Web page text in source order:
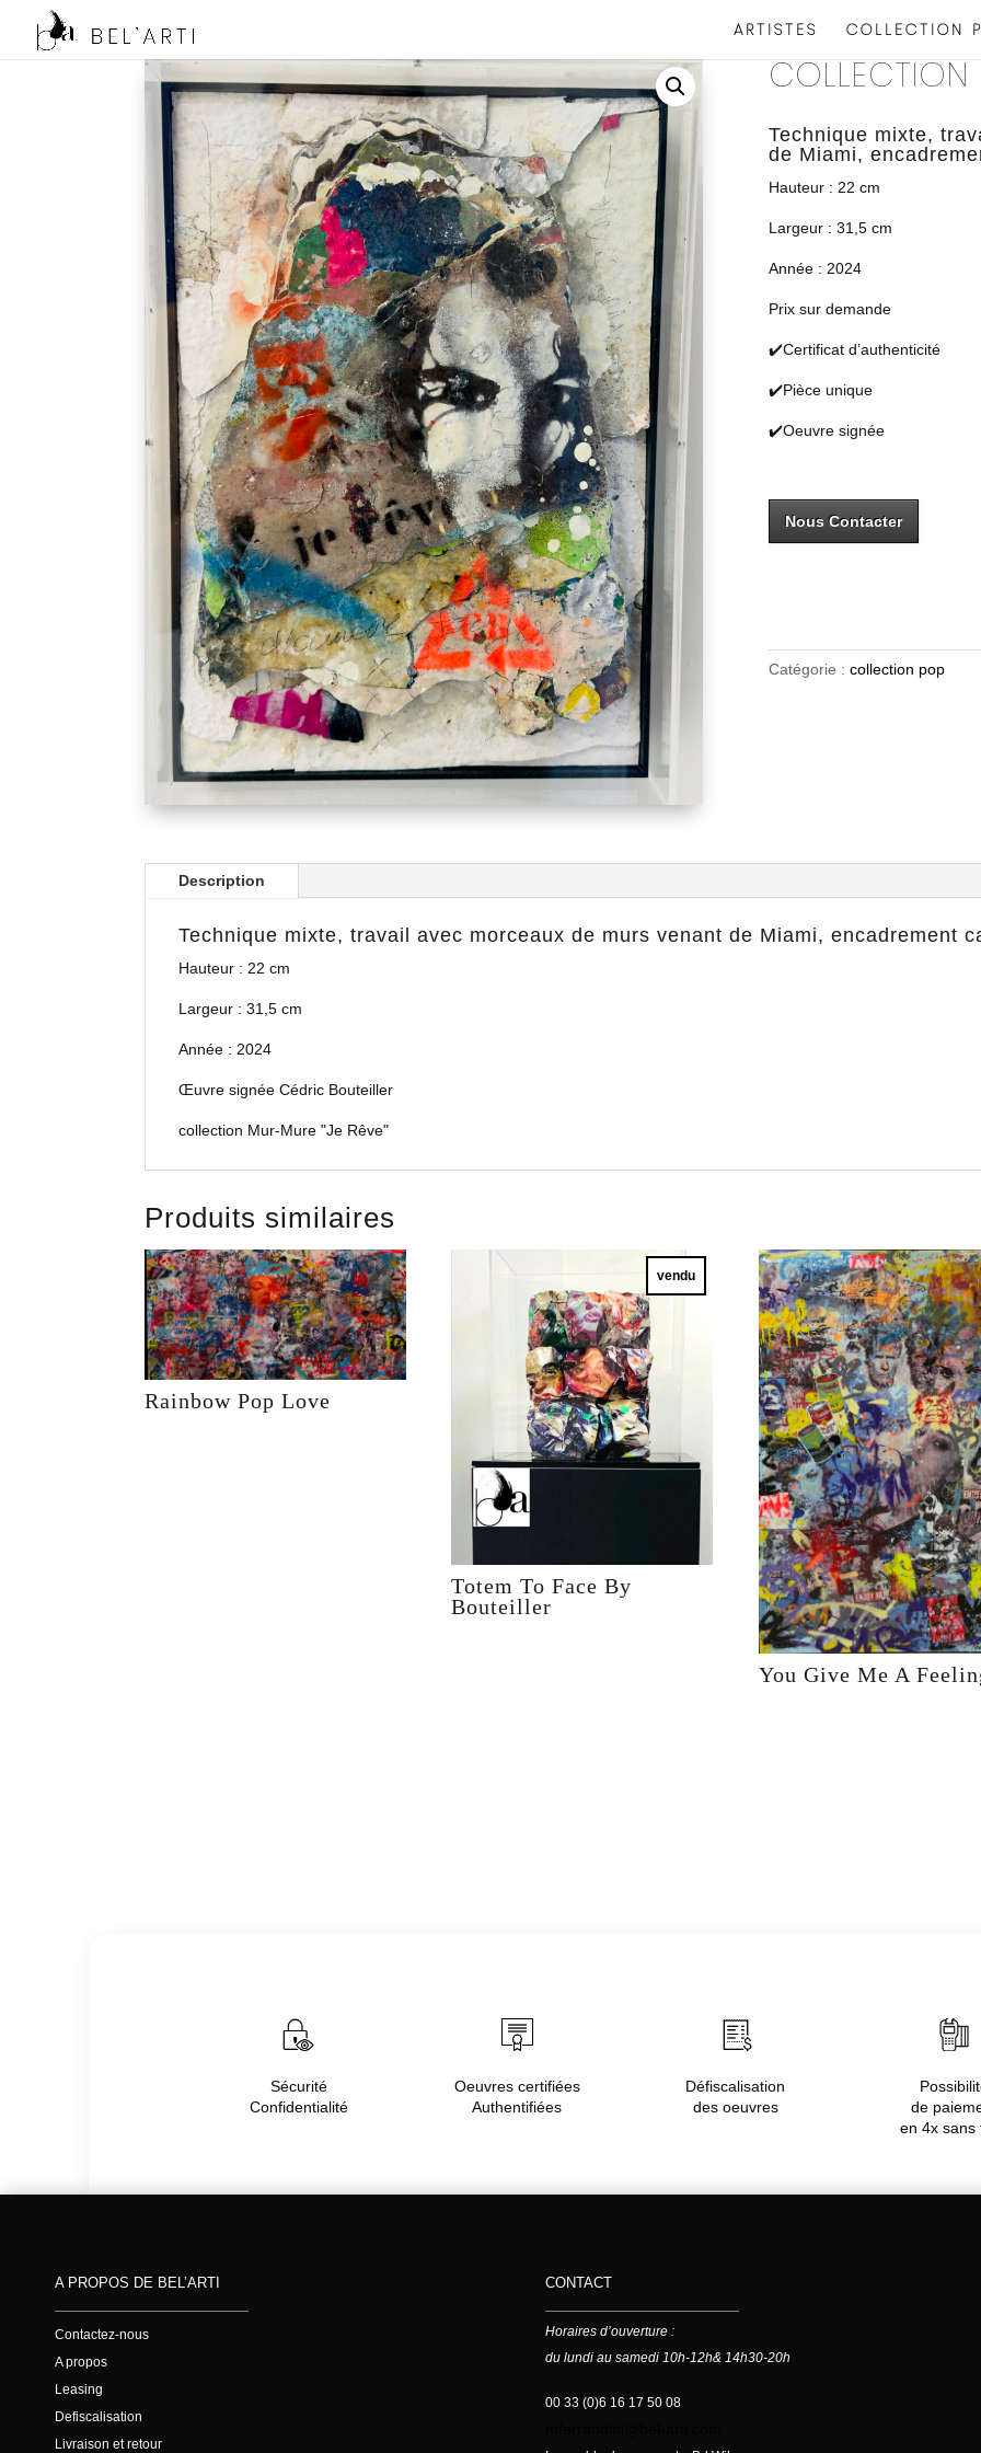
ARTISTES COLLECTION
COLLECTION
Technique mixte,
de Miami,
Hauteur : 22 cm
Largeur : 31,5 cm
Année : 2024
Prix sur demande
✔️Certificat d’authenticité
✔️Pièce unique
✔️Oeuvre signée
Nous Contacter
Catégorie : collection pop
Description
Technique mixte, travail avec morceaux de murs venant de Miami, encadrement
Hauteur : 22 cm
Largeur : 31,5 cm
Année : 2024
Œuvre signée Cédric Bouteiller
collection Mur-Mure "Je Rêve"
Produits similaires
Rainbow Pop Love
vendu
Totem To Face By
Bouteiller
You Give Me A
Sécurité
Confidentialité
Oeuvres certifiées
Authentifiées
Défiscalisation
des oeuvres
de
en 4x sans
A PROPOS DE BEL’ARTI
Contactez-nous
A propos
Leasing
Defiscalisation
Livraison et retour
CONTACT
Horaires d’ouverture :
du lundi au samedi 10h-12h& 14h30-20h
00 33 (0)6 16 17 50 08